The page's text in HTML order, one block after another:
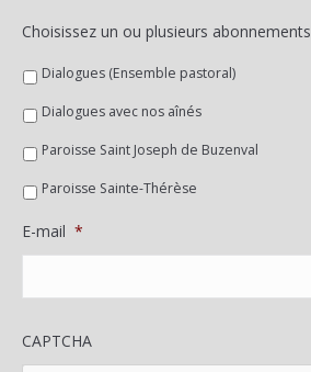
Choisissez un ou plusieurs abonnements
Dialogues (Ensemble pastoral)
Dialogues avec nos aînés
Paroisse Saint Joseph de Buzenval
Paroisse Sainte-Thérèse
E-mail *
CAPTCHA